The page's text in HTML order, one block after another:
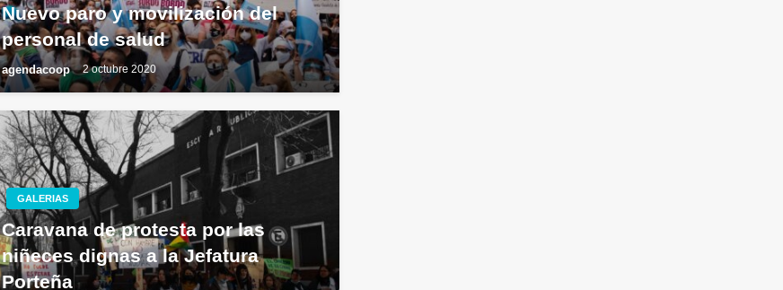
Nuevo paro y movilización del
personal de salud
agendacoop 2 octubre 2020
GALERIAS
Caravana de protesta por las
niñeces dignas a la Jefatura
Porteña